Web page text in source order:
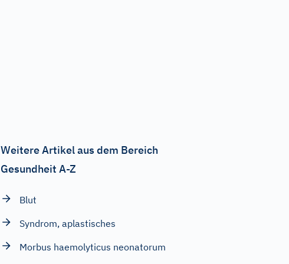
Weitere Artikel aus dem Bereich
Gesundheit A-Z
Blut
Syndrom, aplastisches
Morbus haemolyticus neonatorum